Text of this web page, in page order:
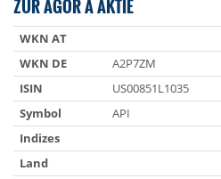
ZUR AGOR A AKTIE
WKN AT
WKN DE
A2P7ZM
ISIN
US00851L1035
Symbol
API
Indizes
Land